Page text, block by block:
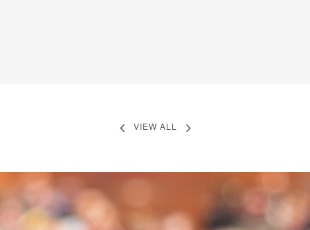
VIEW ALL